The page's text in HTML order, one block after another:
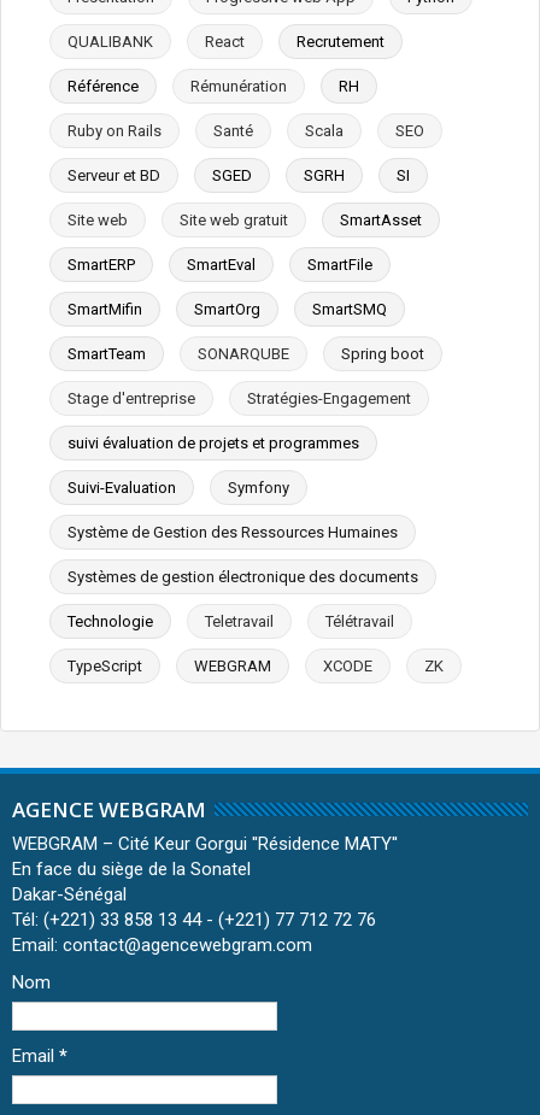
QUALIBANK React Recrutement
Référence Rémunération RH
Ruby on Rails Santé Scala SEO
Serveur et BD SGED SGRH SI
Site web Site web gratuit SmartAsset
SmartERP SmartEval SmartFile
SmartMifin SmartOrg SmartSMQ
SmartTeam SONARQUBE Spring boot
Stage d'entreprise Stratégies-Engagement
suivi évaluation de projets et programmes
Suivi-Evaluation Symfony
Système de Gestion des Ressources Humaines
Systèmes de gestion électronique des documents
Technologie Teletravail Télétravail
TypeScript WEBGRAM XCODE ZK
AGENCE WEBGRAM
WEBGRAM – Cité Keur Gorgui ''Résidence MATY''
En face du siège de la Sonatel
Dakar-Sénégal
Tél: (+221) 33 858 13 44 - (+221) 77 712 72 76
Email: contact@agencewebgram.com
Nom
Email *